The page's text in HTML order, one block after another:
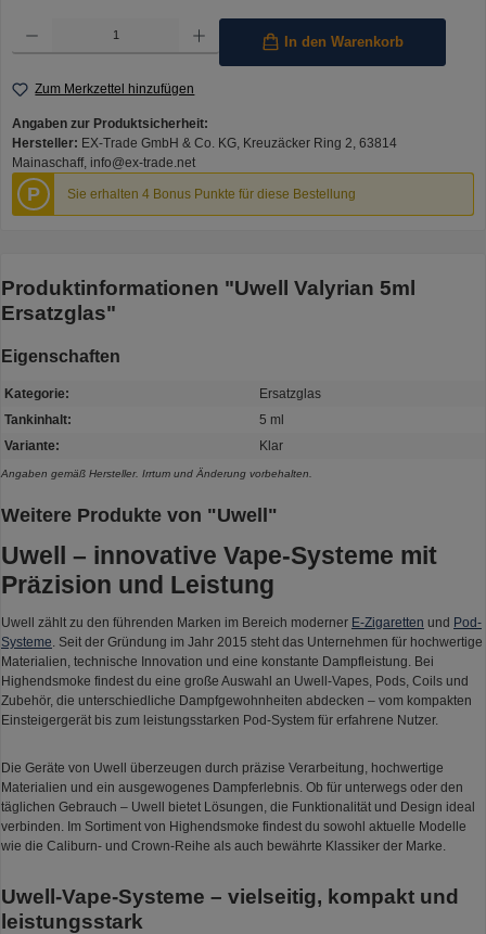
Produkt Anzahl: Gib den gewünschten Wert ein oder benutze die Schaltflächen um die
In den Warenkorb
Zum Merkzettel hinzufügen
Angaben zur Produktsicherheit:
Hersteller: EX-Trade GmbH & Co. KG, Kreuzäcker Ring 2, 63814
Mainaschaff, info@ex-trade.net
P Sie erhalten 4 Bonus Punkte für diese Bestellung
Produktinformationen "Uwell Valyrian 5ml
Ersatzglas"
Eigenschaften
Kategorie:
Ersatzglas
Tankinhalt:
5 ml
Variante:
Klar
Angaben gemäß Hersteller. Irrtum und Änderung vorbehalten.
Weitere Produkte von "Uwell"
Uwell – innovative Vape-Systeme mit
Präzision und Leistung
Uwell zählt zu den führenden Marken im Bereich moderner E-Zigaretten und Pod-
Systeme. Seit der Gründung im Jahr 2015 steht das Unternehmen für hochwertige
Materialien, technische Innovation und eine konstante Dampfleistung. Bei
Highendsmoke findest du eine große Auswahl an Uwell-Vapes, Pods, Coils und
Zubehör, die unterschiedliche Dampfgewohnheiten abdecken – vom kompakten
Einsteigergerät bis zum leistungsstarken Pod-System für erfahrene Nutzer.
Die Geräte von Uwell überzeugen durch präzise Verarbeitung, hochwertige
Materialien und ein ausgewogenes Dampferlebnis. Ob für unterwegs oder den
täglichen Gebrauch – Uwell bietet Lösungen, die Funktionalität und Design ideal
verbinden. Im Sortiment von Highendsmoke findest du sowohl aktuelle Modelle
wie die Caliburn- und Crown-Reihe als auch bewährte Klassiker der Marke.
Uwell-Vape-Systeme – vielseitig, kompakt und
leistungsstark